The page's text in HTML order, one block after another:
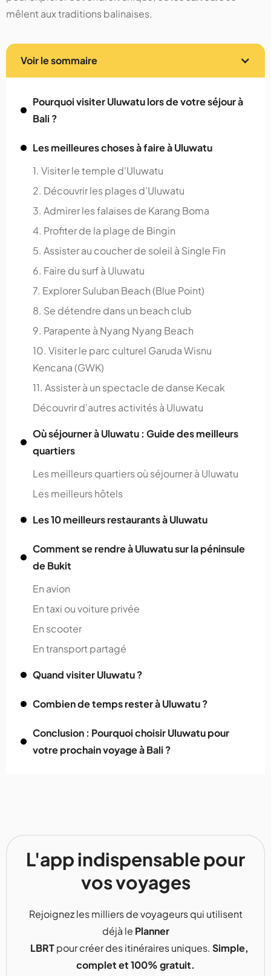
mêlent aux traditions balinaises.
Voir le sommaire
Pourquoi visiter Uluwatu lors de votre séjour à
Bali ?
Les meilleures choses à faire à Uluwatu
1. Visiter le temple d'Uluwatu
2. Découvrir les plages d’Uluwatu
3. Admirer les falaises de Karang Boma
4. Profiter de la plage de Bingin
5. Assister au coucher de soleil à Single Fin
6. Faire du surf à Uluwatu
7. Explorer Suluban Beach (Blue Point)
8. Se détendre dans un beach club
9. Parapente à Nyang Nyang Beach
10. Visiter le parc culturel Garuda Wisnu
Kencana (GWK)
11. Assister à un spectacle de danse Kecak
Découvrir d'autres activités à Uluwatu
Où séjourner à Uluwatu : Guide des meilleurs
quartiers
Les meilleurs quartiers où séjourner à Uluwatu
Les meilleurs hôtels
Les 10 meilleurs restaurants à Uluwatu
Comment se rendre à Uluwatu sur la péninsule
de Bukit
En avion
En taxi ou voiture privée
En scooter
En transport partagé
Quand visiter Uluwatu ?
Combien de temps rester à Uluwatu ?
Conclusion : Pourquoi choisir Uluwatu pour
votre prochain voyage à Bali ?
L'app indispensable pour
vos voyages
Rejoignez les milliers de voyageurs qui utilisent
déjà le Planner
LBRTpour créer des itinéraires uniques. Simple,
complet et 100% gratuit.